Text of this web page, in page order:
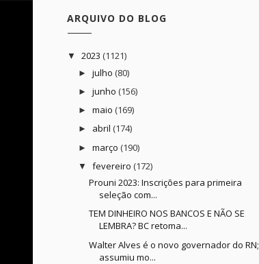
ARQUIVO DO BLOG
▼ 2023 (1121)
► julho (80)
► junho (156)
► maio (169)
► abril (174)
► março (190)
▼ fevereiro (172)
Prouni 2023: Inscrições para primeira
seleção com...
TEM DINHEIRO NOS BANCOS E NÃO SE
LEMBRA? BC retoma...
Walter Alves é o novo governador do RN;
assumiu mo...